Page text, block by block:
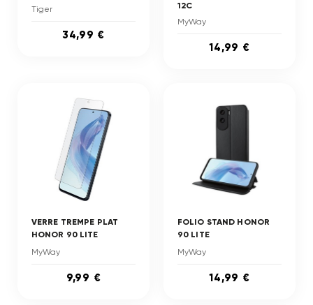
Tiger
34,99 €
12C
MyWay
14,99 €
VERRE TREMPE PLAT
HONOR 90 LITE
MyWay
9,99 €
FOLIO STAND HONOR
90 LITE
MyWay
14,99 €